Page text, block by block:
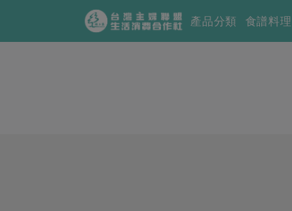
產品分類 食譜料理